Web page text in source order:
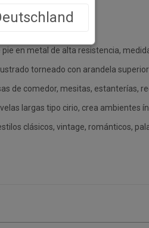
pie en metal de alta resistencia,
torneado con arandela
de comedor, mesitas, estanterías,
largas tipo cirio, crea ambientes
clásicos, vintage, románticos,